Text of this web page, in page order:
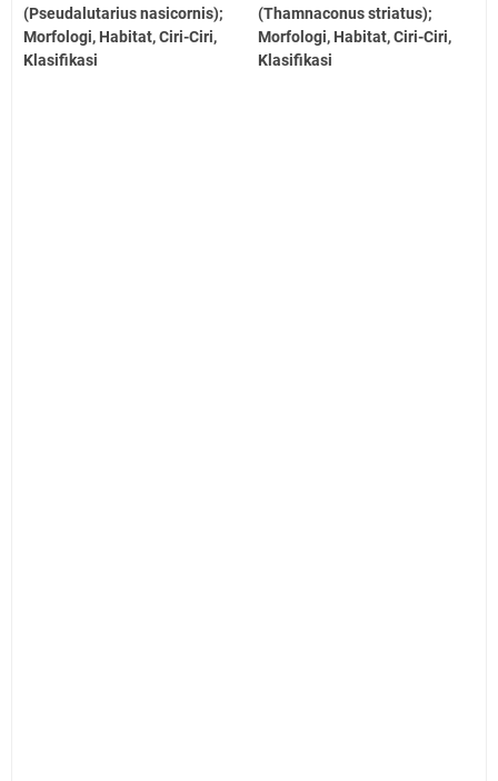
(Pseudalutarius nasicornis);
Morfologi, Habitat, Ciri-Ciri,
Klasifikasi
(Thamnaconus striatus);
Morfologi, Habitat, Ciri-Ciri,
Klasifikasi